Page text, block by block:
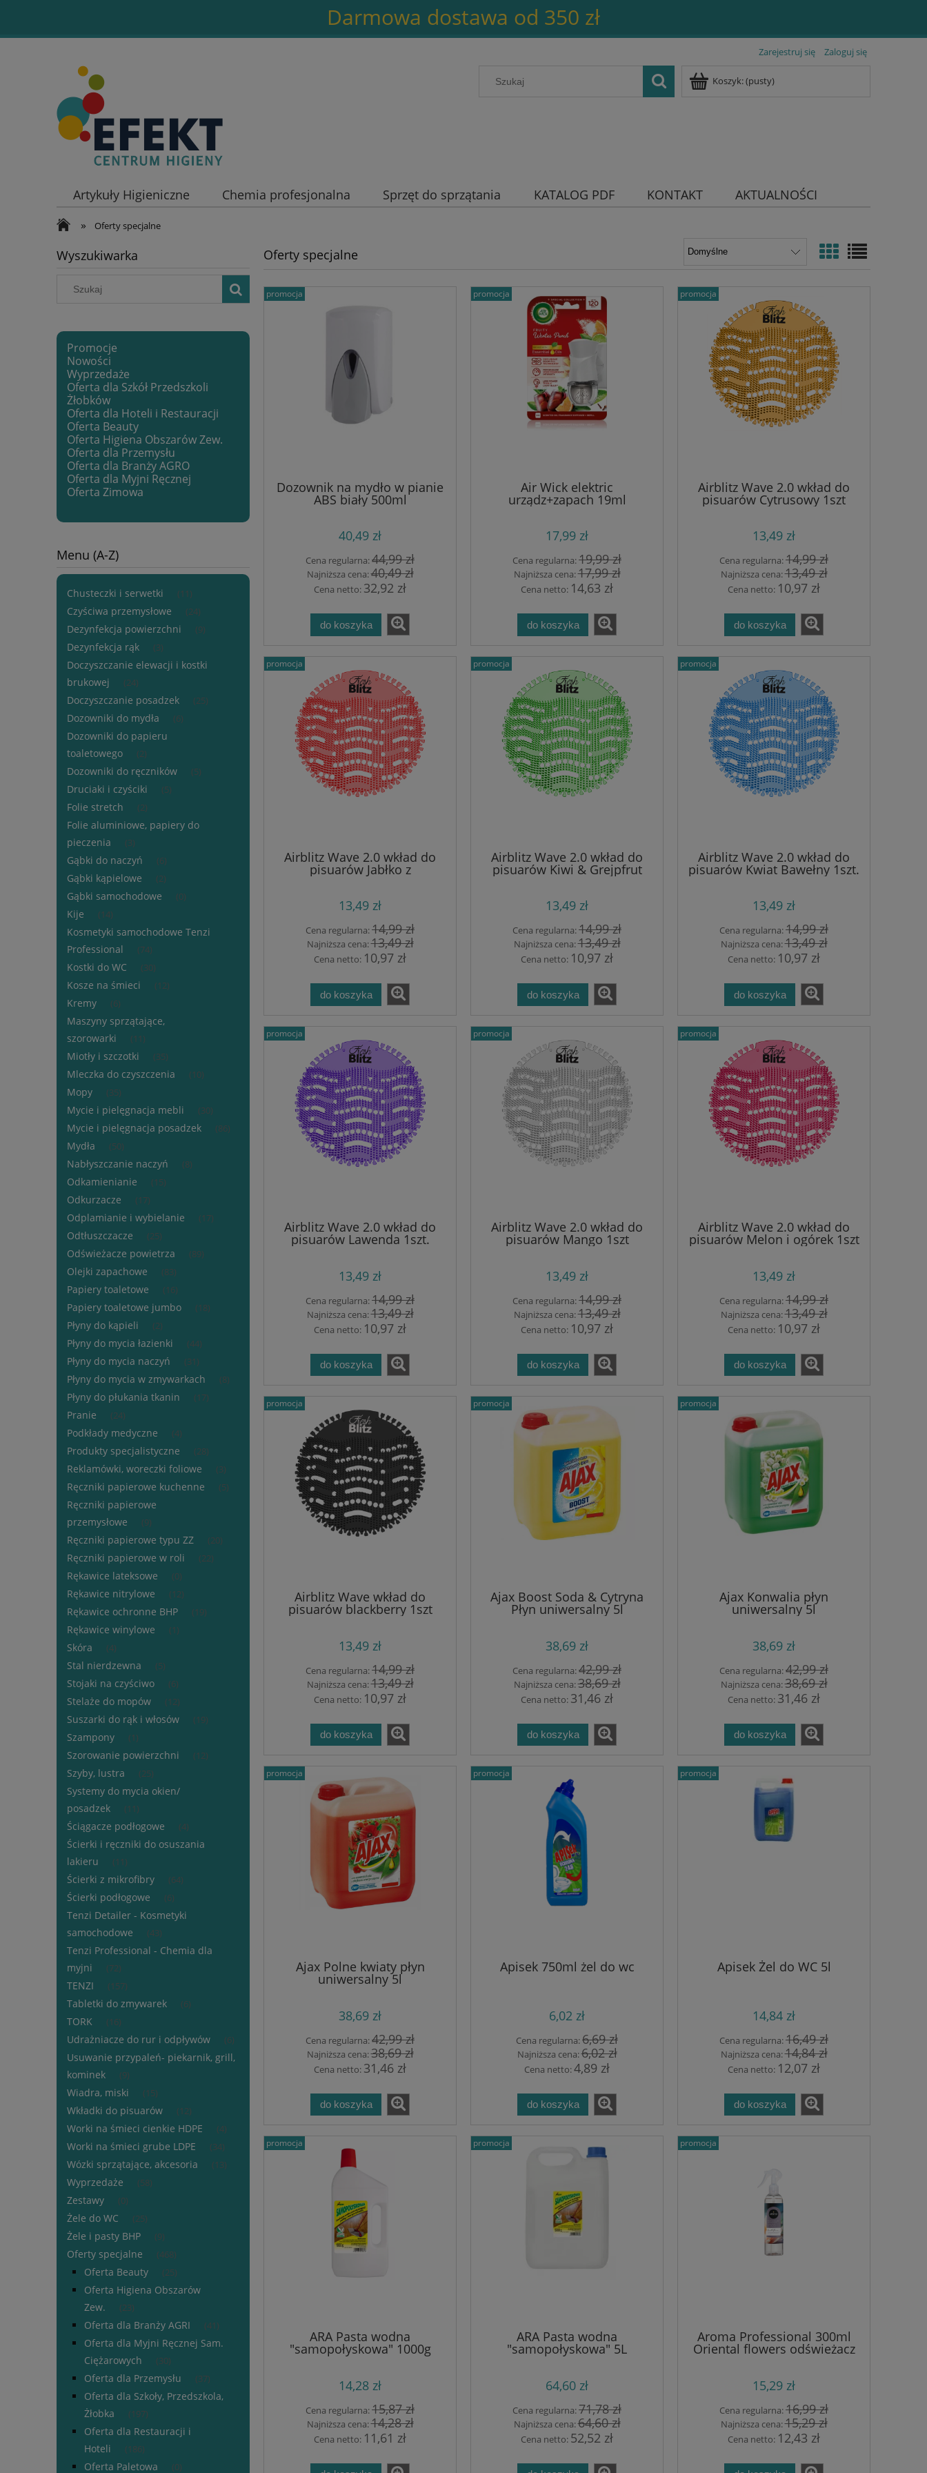
Darmowa dostawa od 350 zł
Zarejestruj się Zaloguj się
Koszyk:(pusty)
Artykuły Higieniczne Chemia profesjonalna Sprzęt do sprzątania KATALOG PDF KONTAKT AKTUALNOŚCI
» Oferty specjalne
Wyszukiwarka
Promocje
Nowości
Wyprzedaże
Oferta dla Szkół Przedszkoli
Żłobków
Oferta dla Hoteli i Restauracji
Oferta Beauty
Oferta Higiena Obszarów Zew.
Oferta dla Przemysłu
Oferta dla Branży AGRO
Oferta dla Myjni Ręcznej
Oferta Zimowa
Menu (A-Z)
Chusteczki i serwetki (11)
Czyściwa przemysłowe (24)
Dezynfekcja powierzchni (9)
Dezynfekcja rąk (3)
Doczyszczanie elewacji i kostki
brukowej
(24)
Doczyszczanie posadzek (25)
Dozowniki do mydła (6)
Dozowniki do papieru
toaletowego
(2)
Dozowniki do ręczników (5)
Druciaki i czyściki (5)
Folie stretch (2)
Folie aluminiowe, papiery do
pieczenia
(3)
Gąbki do naczyń (6)
Gąbki kąpielowe (2)
Gąbki samochodowe (0)
Kije (14)
Kosmetyki samochodowe Tenzi
Professional
(74)
Kostki do WC (30)
Kosze na śmieci (12)
Kremy (6)
Maszyny sprzątające,
szorowarki
(11)
Miotły i szczotki (35)
Mleczka do czyszczenia (10)
Mopy (35)
Mycie i pielęgnacja mebli (30)
Mycie i pielęgnacja posadzek (86)
Mydła (50)
Nabłyszczanie naczyń (8)
Odkamienianie (15)
Odkurzacze (17)
Odplamianie i wybielanie (17)
Odtłuszczacze (25)
Odświeżacze powietrza (89)
Olejki zapachowe (83)
Papiery toaletowe (16)
Papiery toaletowe jumbo (18)
Płyny do kąpieli (2)
Płyny do mycia łazienki (44)
Płyny do mycia naczyń (31)
Płyny do mycia w zmywarkach (8)
Płyny do płukania tkanin (17)
Pranie (24)
Podkłady medyczne (4)
Produkty specjalistyczne (28)
Reklamówki, woreczki foliowe (3)
Ręczniki papierowe kuchenne (5)
Ręczniki papierowe
przemysłowe
(9)
Ręczniki papierowe typu ZZ (20)
Ręczniki papierowe w roli (22)
Rękawice lateksowe (0)
Rękawice nitrylowe (12)
Rękawice ochronne BHP (19)
Rękawice winylowe (1)
Skóra (4)
Stal nierdzewna (5)
Stojaki na czyściwo (6)
Stelaże do mopów (12)
Suszarki do rąk i włosów (19)
Szampony (1)
Szorowanie powierzchni (12)
Szyby, lustra (25)
Systemy do mycia okien/
posadzek
(11)
Ściągacze podłogowe (4)
Ścierki i ręczniki do osuszania
lakieru
(11)
Ścierki z mikrofibry (64)
Ścierki podłogowe (6)
Tenzi Detailer - Kosmetyki
samochodowe
(43)
Tenzi Professional - Chemia dla
myjni
(72)
TENZI (157)
Tabletki do zmywarek (6)
TORK (16)
Udrażniacze do rur i odpływów (6)
Usuwanie przypaleń- piekarnik, grill,
kominek
(9)
Wiadra, miski (15)
Wkładki do pisuarów (12)
Worki na śmieci cienkie HDPE (4)
Worki na śmieci grube LDPE (34)
Wózki sprzątające, akcesoria (13)
Wyprzedaże (58)
Zestawy (0)
Żele do WC (25)
Żele i pasty BHP (9)
Oferty specjalne (468)
Oferta Beauty (25)
Oferta Higiena Obszarów
Zew.
(23)
Oferta dla Branży AGRI (41)
Oferta dla Myjni Ręcznej Sam.
Ciężarowych
(30)
Oferta dla Przemysłu (37)
Oferta dla Szkoły, Przedszkola,
Żłobka
(197)
Oferta dla Restauracji i
Hoteli
(186)
Oferta Paletowa (0)
Oferty specjalne
Dozownik na mydło w pianie
ABS biały 500ml
40,49 zł
Cena regularna:44,99 zł
Najniższa cena:40,49 zł
Cena netto: 32,92 zł
do koszyka
promocja
Air Wick elektric
urządz+zapach 19ml
sangria/przyprawy
17,99 zł
Cena regularna:19,99 zł
Najniższa cena:17,99 zł
Cena netto: 14,63 zł
do koszyka
promocja
Airblitz Wave 2.0 wkład do
pisuarów Cytrusowy 1szt
13,49 zł
Cena regularna:14,99 zł
Najniższa cena:13,49 zł
Cena netto: 10,97 zł
do koszyka
promocja
Airblitz Wave 2.0 wkład do
pisuarów Jabłko z
cynamonem 1szt
13,49 zł
Cena regularna:14,99 zł
Najniższa cena:13,49 zł
Cena netto: 10,97 zł
do koszyka
promocja
Airblitz Wave 2.0 wkład do
pisuarów Kiwi & Grejpfrut
13,49 zł
Cena regularna:14,99 zł
Najniższa cena:13,49 zł
Cena netto: 10,97 zł
do koszyka
promocja
Airblitz Wave 2.0 wkład do
pisuarów Kwiat Bawełny 1szt.
13,49 zł
Cena regularna:14,99 zł
Najniższa cena:13,49 zł
Cena netto: 10,97 zł
do koszyka
promocja
Airblitz Wave 2.0 wkład do
pisuarów Lawenda 1szt.
13,49 zł
Cena regularna:14,99 zł
Najniższa cena:13,49 zł
Cena netto: 10,97 zł
do koszyka
promocja
Airblitz Wave 2.0 wkład do
pisuarów Mango 1szt
13,49 zł
Cena regularna:14,99 zł
Najniższa cena:13,49 zł
Cena netto: 10,97 zł
do koszyka
promocja
Airblitz Wave 2.0 wkład do
pisuarów Melon i ogórek 1szt
13,49 zł
Cena regularna:14,99 zł
Najniższa cena:13,49 zł
Cena netto: 10,97 zł
do koszyka
promocja
Airblitz Wave wkład do
pisuarów blackberry 1szt
13,49 zł
Cena regularna:14,99 zł
Najniższa cena:13,49 zł
Cena netto: 10,97 zł
do koszyka
promocja
Ajax Boost Soda & Cytryna
Płyn uniwersalny 5l
38,69 zł
Cena regularna:42,99 zł
Najniższa cena:38,69 zł
Cena netto: 31,46 zł
do koszyka
promocja
Ajax Konwalia płyn
uniwersalny 5l
38,69 zł
Cena regularna:42,99 zł
Najniższa cena:38,69 zł
Cena netto: 31,46 zł
do koszyka
promocja
Ajax Polne kwiaty płyn
uniwersalny 5l
38,69 zł
Cena regularna:42,99 zł
Najniższa cena:38,69 zł
Cena netto: 31,46 zł
do koszyka
promocja
Apisek 750ml żel do wc
6,02 zł
Cena regularna:6,69 zł
Najniższa cena:6,02 zł
Cena netto:4,89 zł
do koszyka
promocja
Apisek Żel do WC 5l
14,84 zł
Cena regularna:16,49 zł
Najniższa cena:14,84 zł
Cena netto: 12,07 zł
do koszyka
promocja
ARA Pasta wodna
"samopołyskowa" 1000g
14,28 zł
Cena regularna:15,87 zł
Najniższa cena:14,28 zł
Cena netto: 11,61 zł
promocja
ARA Pasta wodna
"samopołyskowa" 5L
64,60 zł
Cena regularna:71,78 zł
Najniższa cena:64,60 zł
Cena netto: 52,52 zł
promocja
Aroma Professional 300ml
Oriental flowers odświeżacz
15,29 zł
Cena regularna:16,99 zł
Najniższa cena:15,29 zł
Cena netto: 12,43 zł
promocja